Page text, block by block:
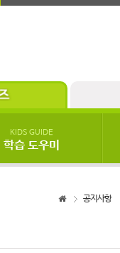
KIDS GUIDE
학습 도우미
공지사항